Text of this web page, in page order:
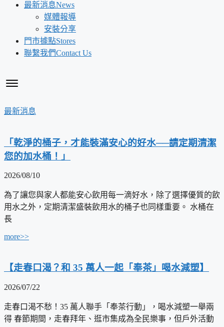
最新消息News
媒體報導
安裝分享
門市據點Stores
聯繫我們Contact Us
最新消息
「乾淨的桶子，才能裝滿安心的好水──請定期清潔
您的加水桶！」
2026/08/10
為了讓您與家人都能安心飲用每一滴好水，除了選擇優質的飲
用水之外，定期清潔盛裝飲用水的桶子也同樣重要。 水桶在
長
more>>
【走春口渴？和 35 萬人一起「奉茶」喝水減塑】
2026/07/22
走春口渴不愁！35 萬人聯手「奉茶行動」，喝水減塑一舉兩
得 春節期間，走春拜年、逛市集成為全民樂事，但戶外活動